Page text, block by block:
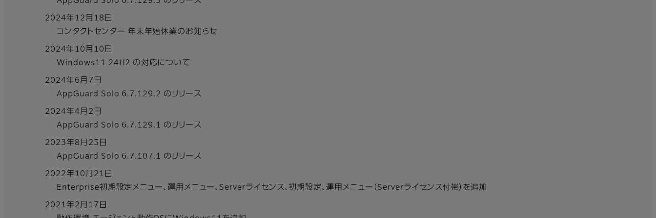
2024年12月18日
コンタクトセンター 年末年始休業のお知らせ
2024年10月10日
Windows11 24H2 の対応について
2024年6月7日
AppGuard Solo 6.7.129.2 のリリース
2024年4月2日
AppGuard Solo 6.7.129.1 のリリース
2023年8月25日
AppGuard Solo 6.7.107.1 のリリース
2022年10月21日
Enterprise初期設定メニュー、運用メニュー、Serverライセンス、初期設定、運用メニュー（Serverライセンス付帯）を追加
2021年2月17日